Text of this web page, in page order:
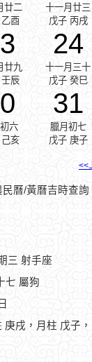
廿二
酉
十一月廿三
戊子 丙戌
廿九
辰
24
十一月三十
戊子 癸巳
六
亥
31
臘月初七
戊子 庚子
<<
民曆/黃曆吉時查詢
三 射手座
七 屬狗
戌，月柱 戊子